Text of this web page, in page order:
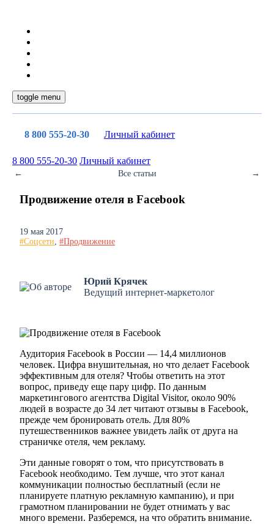
toggle menu
8 800 555-20-30 Личный кабинет
8 800 555-20-30 Личный кабинет
← Все статьи →
Продвижение отеля в Facebook
19 мая 2017
#Соцсети, #Продвижение
Юрий Крячек
Ведущий интернет-маркетолог
Аудитория Facebook в России — 14,4 миллионов
человек. Цифра внушительная, но что делает Facebook
эффективным для отеля? Чтобы ответить на этот
вопрос, приведу еще пару цифр. По данным
маркетингового агентства Digital Visitor, около 90%
людей в возрасте до 34 лет читают отзывы в Facebook,
прежде чем бронировать отель. Для 80%
путешественников важнее увидеть лайк от друга на
страничке отеля, чем рекламу.
Эти данные говорят о том, что присутствовать в
Facebook необходимо. Тем лучше, что этот канал
коммуникации полностью бесплатный (если не
планируете платную рекламную кампанию), и при
грамотном планировании не будет отнимать у вас
много времени. Разберемся, на что обратить внимание.